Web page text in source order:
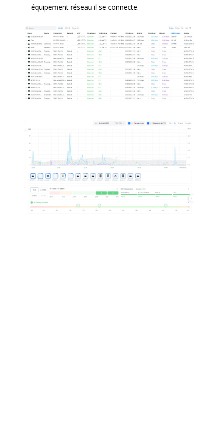
équipement réseau il se connecte.